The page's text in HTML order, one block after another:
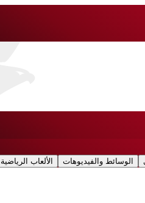
الألعاب الرياضية الوسائط والفيديوهات